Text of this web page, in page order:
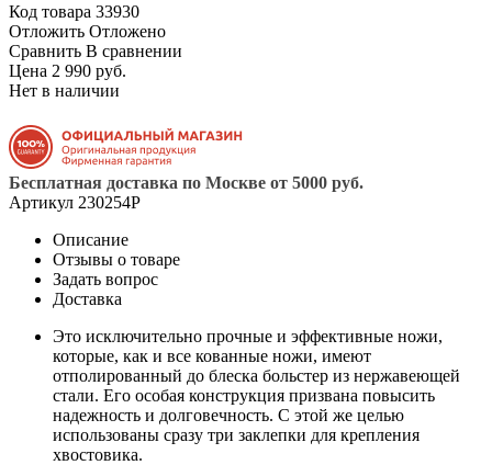
Код товара 33930
Отложить Отложено
Сравнить В сравнении
Цена 2 990 руб.
Нет в наличии
Бесплатная доставка по Москве от 5000 руб.
Артикул 230254P
Описание
Отзывы о товаре
Задать вопрос
Доставка
Это исключительно прочные и эффективные ножи,
которые, как и все кованные ножи, имеют
отполированный до блеска больстер из нержавеющей
стали. Его особая конструкция призвана повысить
надежность и долговечность. С этой же целью
использованы сразу три заклепки для крепления
хвостовика.